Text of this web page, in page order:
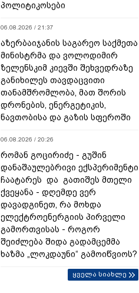
პოლიტიკოსები
06.08.2026 / 21:37
აზერბაიჯანის საგარეო საქმეთა
მინისტრმა და ვოლოდიმირ
ზელენსკიმ კიევში შეხვედრაზე
განიხილეს თავდაცვითი
თანამშრომლობა, მათ შორის
დრონების, ენერგეტიკის,
ნავთობისა და გაზის სფეროში
06.08.2026 / 20:26
რომან გოცირიძე - გუშინ
დანაშაულებრივი ექსპერიმენტი
ჩაატარეს და გათიშეს მთელი
ქვეყანა - დღემდე ვერ
დავადგინეთ, რა მოხდა
ელექტროენერგიის პირველი
გამორთვისას - როგორ
შეიძლება შიდა გადამცემმა
ხაზმა „ლოკდაუნი“ გამოიწვიოს?
ყველა სიახლე